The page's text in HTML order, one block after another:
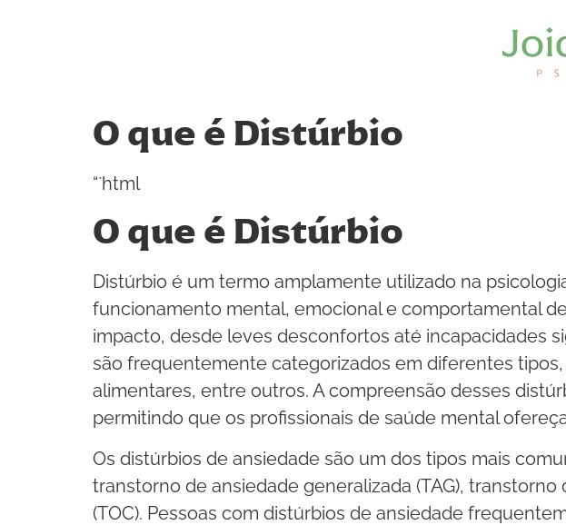
O que é Distúrbio
“`html
O que é Distúrbio
Distúrbio é um termo amplamente utilizado na
funcionamento mental, emocional e comportamental
impacto, desde leves desconfortos até incapacidades
são frequentemente categorizados em diferentes
alimentares, entre outros. A compreensão desses
permitindo que os profissionais de saúde mental
Os distúrbios de ansiedade são um dos tipos mais
transtorno de ansiedade generalizada (TAG),
(TOC). Pessoas com distúrbios de ansiedade